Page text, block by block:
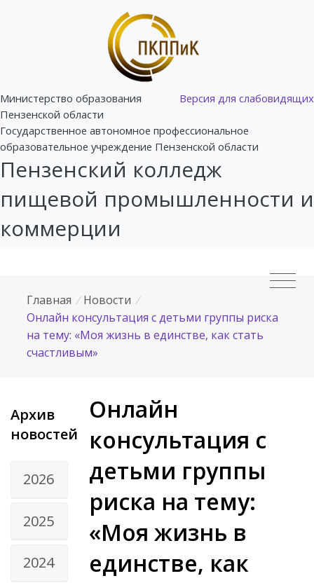
Версия для слабовидящих
Министерство образования
Пензенской области
Государственное автономное профессиональное
образовательное учреждение Пензенской области
Пензенский колледж
пищевой промышленности и
коммерции
Главная / Новости /
Онлайн консультация с детьми группы риска
на тему: «Моя жизнь в единстве, как стать
счастливым»
Архив
новостей
2026
2025
2024
Онлайн
консультация с
детьми группы
риска на тему:
«Моя жизнь в
единстве, как